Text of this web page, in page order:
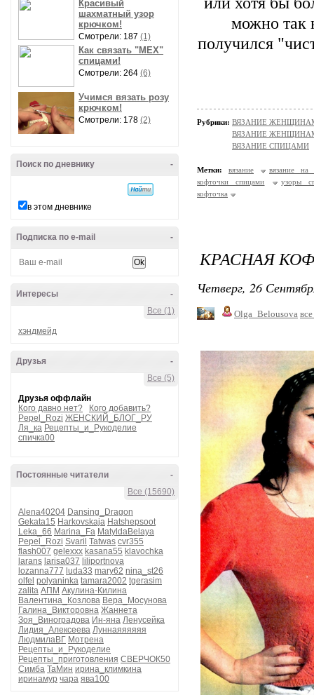
Красивый
шахматный узор
крючком!
Смотрели: 187 (1)
Как связать "МЕХ"
спицами!
Смотрели: 264 (6)
Учимся вязать розу
крючком!
Смотрели: 178 (2)
-
Поиск по дневнику
в этом дневнике
-
Подписка по e-mail
-
Интересы
Все (1)
хэндмейд
-
Друзья
Все (5)
Друзья оффлайн
Кого давно нет?
Кого добавить?
Pepel_Rozi ЖЕНСКИЙ_БЛОГ_РУ
Ля_ка Рецепты_и_Рукоделие
спичка00
-
Постоянные читатели
Все (15690)
Alena40204 Dansing_Dragon
Gekata15 Harkovskaja Hatshepsoot
Leka_66 Marina_Fa MatyldaBelaya
Pepel_Rozi Svaril Tatwas cvr355
flash007 gelexxx kasana55 klavochka
larans larisa037 liliportnova
lozanna777 luda33 mary62 nina_st26
olfel polyaninka tamara2002 tgerasim
zalita АПМ Акулина-Килина
Валентина_Козлова Вера_Мосунова
Галина_Викторовна Жаннета
Зоя_Виноградова Ин-яна Ленусейка
Лидия_Алексеева Луннаяяяяяя
ЛюдмилаВГ Мотрена
Рецепты_и_Рукоделие
Рецепты_приготовления СВЕРЧОК50
Симба ТаМин ирина_климкина
иринамур чара ява100
можно так
получился
Рубрики: ВЯЗАНИЕ ЖЕНЩИНАМ/
ВЯЗАНИЕ
ВЯЗАНИЕ СПИЦАМИ
Метки: вязание
вязание на
кофточки спицами
узоры
кофточка
КРАСНАЯ
Четверг, 26
Olga_Belousova